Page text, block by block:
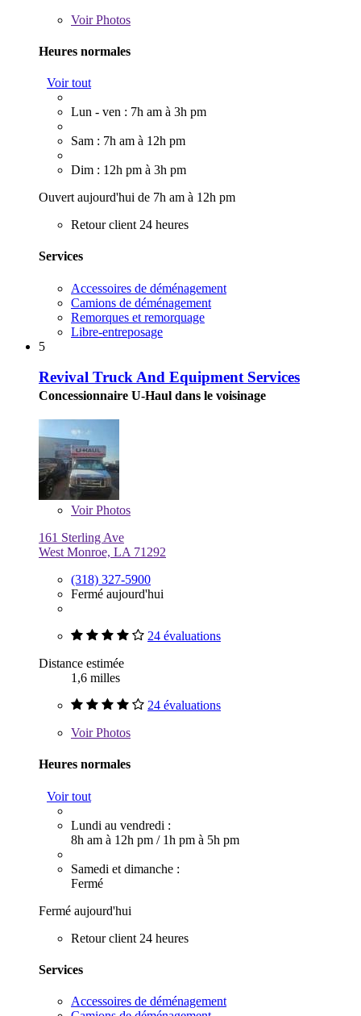
VoirPhotos
Heures normales
Voir tout
Lun - ven : 7h am à 3h pm
Sam : 7h am à 12h pm
Dim : 12h pm à 3h pm
Ouvert aujourd'hui de 7h am à 12h pm
Retour client 24 heures
Services
Accessoires de déménagement
Camions de déménagement
Remorques et remorquage
Libre-entreposage
5
Revival Truck And Equipment Services
Concessionnaire U-Haul dans le voisinage
VoirPhotos
161 Sterling Ave
West Monroe, LA 71292
(318) 327-5900
Fermé aujourd'hui
24 évaluations
Distance estimée
1,6 milles
24 évaluations
VoirPhotos
Heures normales
Voir tout
Lundi au vendredi :
8h am à 12h pm / 1h pm à 5h pm
Samedi et dimanche :
Fermé
Fermé aujourd'hui
Retour client 24 heures
Services
Accessoires de déménagement